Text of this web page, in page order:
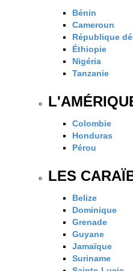
Bénin
Cameroun
République
Éthiopie
Nigéria
Tanzanie
Colombie
Honduras
Pérou
LES
Belize
Dominique
Grenade
Guyane
Jamaïque
Suriname